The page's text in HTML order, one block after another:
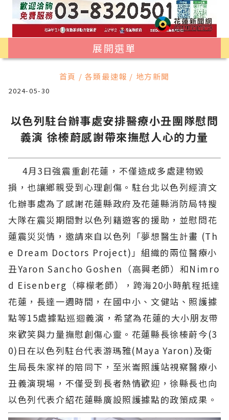
展開選單
首頁 / 各類最速報 / 地方新聞
2024-05-30
以色列駐台辦事處安排醫療小丑團隊慰問
義演 徐榛蔚感謝帶來撫慰人心的力量
4月3日強震重創花蓮，不僅造成多處建物毀
損，也讓鄉親受到心理創傷。駐台北以色列經濟文
化辦事處為了感謝花蓮縣政府及花蓮縣消防局特搜
大隊在震災期間對以色列籍遊客的援助，並慰問花
蓮震災災情，邀請來自以色列「夢想醫生計畫 (Th
e Dream Doctors Project)」組織的兩位醫療小
丑Yaron Sancho Goshen（高興老師）和Nimro
d Eisenberg（檸檬老師），跨海20小時航程抵達
花蓮，長達一週時間，在國中小、文健站、照護據
點等15處據點巡迴義演，希望為花蓮的大小朋友帶
來歡笑與力量撫慰創傷心靈。花蓮縣長徐榛蔚今(3
0)日在以色列駐台代表游瑪雅(Maya Yaron)及衛
生局長朱家祥的陪同下，至米崙照護站視察醫療小
丑義演現場，不僅受到長者熱情歡迎，徐縣長也向
以色列代表介紹花蓮縣廣設照護據點的政策成果。